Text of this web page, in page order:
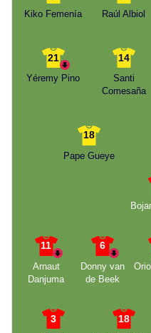
Kiko Femenía
Raúl Albiol
21
Yéremy Pino
14
Santi
Comesaña
18
Pape Gueye
11
Arnaut
Danjuma
6
Donny van
de Beek
3
18